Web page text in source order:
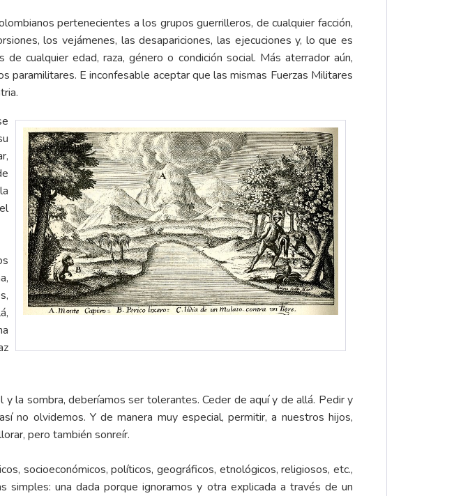
pertenecientes a los grupos guerrilleros, de cualquier facción,
los vejámenes, las desapariciones, las ejecuciones y, lo que es
cualquier edad, raza, género o condición social. Más aterrador aún,
E inconfesable aceptar que las mismas Fuerzas Militares
la sombra, deberíamos ser tolerantes. Ceder de aquí y de allá. Pedir y
no olvidemos. Y de manera muy especial, permitir, a nuestros hijos,
pero también sonreír.
socioeconómicos, políticos, geográficos, etnológicos, religiosos, etc.,
simples: una dada porque ignoramos y otra explicada a través de un